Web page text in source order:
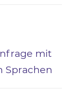
mit
Sprachen